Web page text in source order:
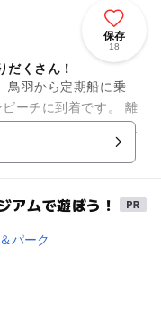
保存
18
くさん！
鳥羽から定期船に乗
チに到着です。 離
水質は非常にいいコ
アムで遊ぼう！